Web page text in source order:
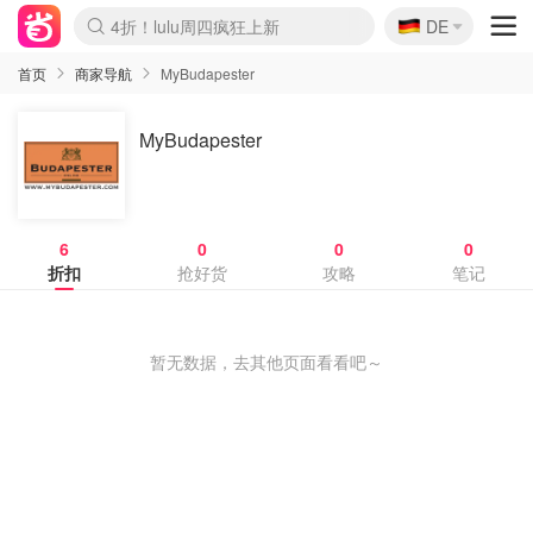
Boticinal 夏促开抢！
4折！lulu周四疯狂上新
还没结束！&OtherStories大促
Joybuy变相75折 随时失效
速领！Stanley独家85折
疑似霸哥！Camper额外叠85折
Zalando 奥莱闪促！每日更新
Moncler反季囤！5折起+叠9折
Coach Brooklyn仅€192
🇩🇪
DE
首页 商家导航 MyBudapester
MyBudapester
6
折扣
0
抢好货
0
攻略
0
笔记
暂无数据，去其他页面看看吧～